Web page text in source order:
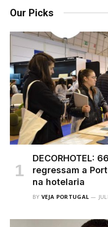
Our Picks
DECORHOTEL:
regressam a
na hotelaria
BY VEJA PORTUGAL